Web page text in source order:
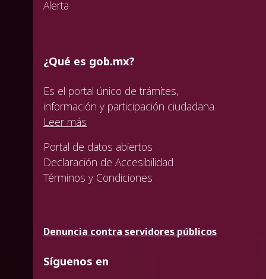
Alerta
¿Qué es gob.mx?
Es el portal único de trámites,
información y participación ciudadana.
Leer más
Portal de datos abiertos
Declaración de Accesibilidad
Términos y Condiciones
Denuncia contra servidores públicos
Síguenos en